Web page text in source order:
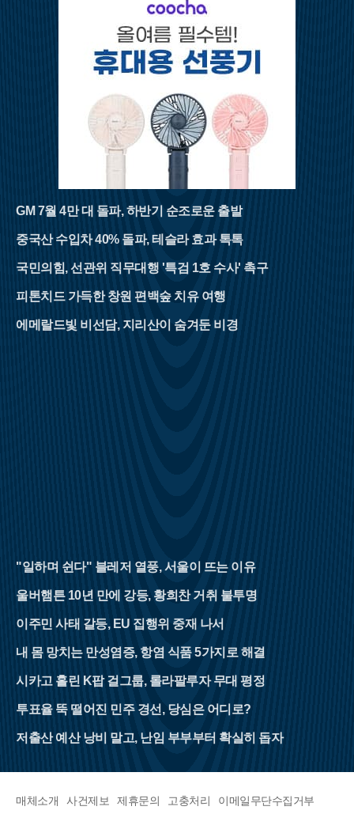
GM 7월 4만 대 돌파, 하반기 순조로운 출발
중국산 수입차 40% 돌파, 테슬라 효과 톡톡
국민의힘, 선관위 직무대행 '특검 1호 수사' 촉구
피톤치드 가득한 창원 편백숲 치유 여행
에메랄드빛 비선담, 지리산이 숨겨둔 비경
"일하며 쉰다" 블레저 열풍, 서울이 뜨는 이유
울버햄튼 10년 만에 강등, 황희찬 거취 불투명
이주민 사태 갈등, EU 집행위 중재 나서
내 몸 망치는 만성염증, 항염 식품 5가지로 해결
시카고 홀린 K팝 걸그룹, 롤라팔루자 무대 평정
투표율 뚝 떨어진 민주 경선, 당심은 어디로?
저출산 예산 낭비 말고, 난임 부부부터 확실히 돕자
매체소개 사건제보 제휴문의 고충처리 이메일무단수집거부